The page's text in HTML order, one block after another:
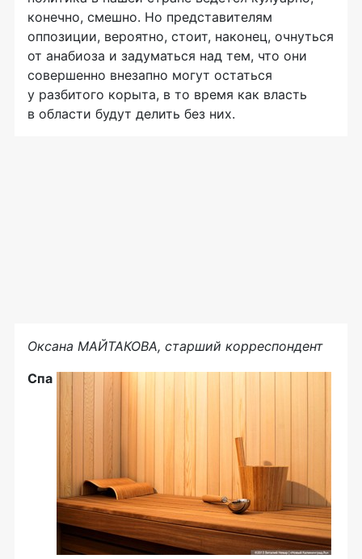
конечно, смешно. Но представителям
оппозиции, вероятно, стоит, наконец, очнуться
от анабиоза и задуматься над тем, что они
совершенно внезапно могут остаться
у разбитого корыта, в то время как власть
в области будут делить без них.
Оксана МАЙТАКОВА, старший корреспондент
Спа